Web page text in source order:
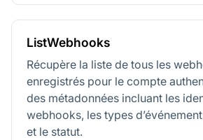
ListWebhooks
Récupère la liste de tous les
enregistrés pour le compte
des métadonnées incluant les
webhooks, les types
et le statut.